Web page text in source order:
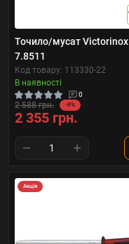
Точило/мусат Victorinox
7.8511
Код товару: 113330-22
В наявності
0
2 588 грн. -9%
2 355 грн.
Акція